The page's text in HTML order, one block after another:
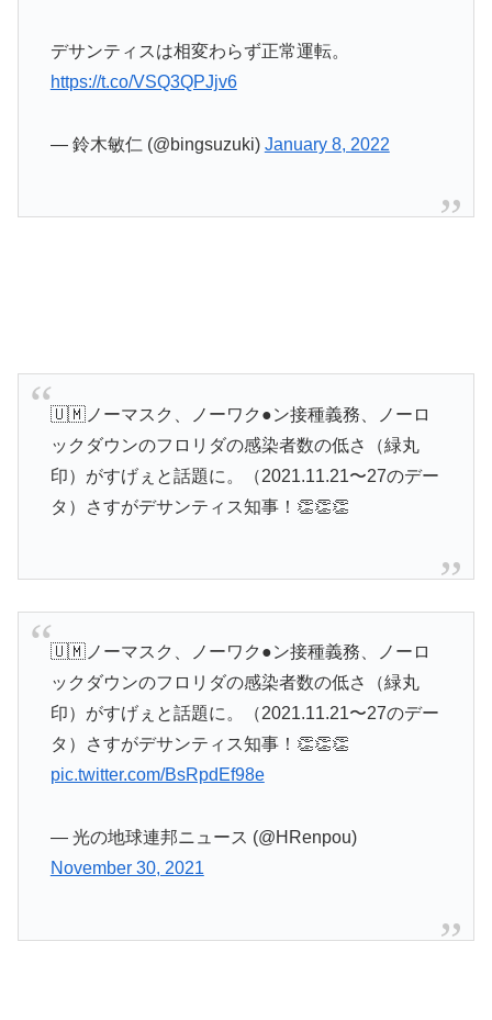
デサンティスは相変わらず正常運転。
https://t.co/VSQ3QPJjv6
— 鈴木敏仁 (@bingsuzuki) January 8, 2022
🇺🇲ノーマスク、ノーワク●ン接種義務、ノーロ
ックダウンのフロリダの感染者数の低さ（緑丸
印）がすげぇと話題に。（2021.11.21〜27のデー
タ）さすがデサンティス知事！👏👏👏
🇺🇲ノーマスク、ノーワク●ン接種義務、ノーロ
ックダウンのフロリダの感染者数の低さ（緑丸
印）がすげぇと話題に。（2021.11.21〜27のデー
タ）さすがデサンティス知事！👏👏👏
pic.twitter.com/BsRpdEf98e
— 光の地球連邦ニュース (@HRenpou)
November 30, 2021